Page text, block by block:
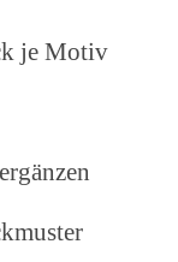
je Motiv